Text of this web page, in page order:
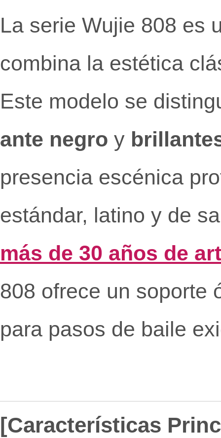
La serie Wujie 808 es
combina la estética
Este modelo se
ante negro y
presencia escénica
estándar, latino y de
más de 30 años de
808 ofrece un soporte
para pasos de baile
[Características